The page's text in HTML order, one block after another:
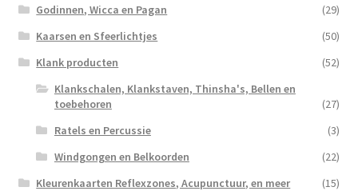
Godinnen, Wicca en Pagan
(29)
Kaarsen en Sfeerlichtjes
(50)
Klank producten
(52)
Klankschalen, Klankstaven, Thinsha's, Bellen en
toebehoren
(27)
Ratels en Percussie
(3)
Windgongen en Belkoorden
(22)
Kleurenkaarten Reflexzones, Acupunctuur, en meer
(15)